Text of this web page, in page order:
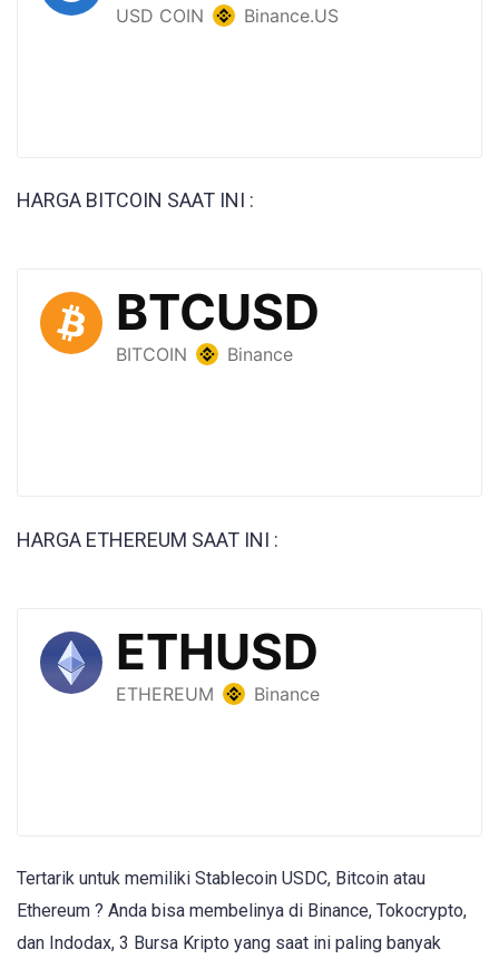
HARGA BITCOIN SAAT INI :
HARGA ETHEREUM SAAT INI :
Tertarik untuk memiliki Stablecoin USDC, Bitcoin atau
Ethereum ? Anda bisa membelinya di Binance, Tokocrypto,
dan Indodax, 3 Bursa Kripto yang saat ini paling banyak